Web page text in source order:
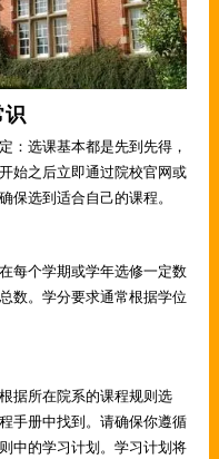
识
选课基本都是先到先得，
始之后立即通过院校官网或
保选到适合自己的课程。
个学期或学年选修一定数
数。学分要求通常根据学位
所在院系的课程规则选
手册中找到。请确保你遵循
中的学习计划。学习计划将